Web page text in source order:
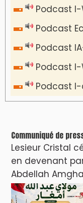
Podcast I-
Podcast
Podcast
Podcast I-
Podcast I-
Communiqué de
Lesieur Cristal
en devenant
Abdellah